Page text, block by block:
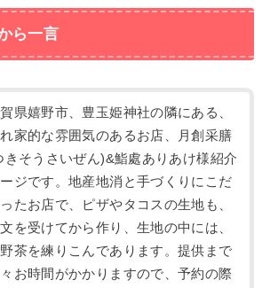
ら一言
県嬉野市、豊玉姫神社の隣にある、
家的な雰囲気のあるお店、月創采膳
きそうさいぜん)&鮨處ありあけ様紹介
ジです。地産地消と手づくりにこだ
たお店で、ピザやタコスの生地も、
を受けてから作り、生地の中には、
茶を練りこんであります。提供まで
お時間がかかりますので、予約の際